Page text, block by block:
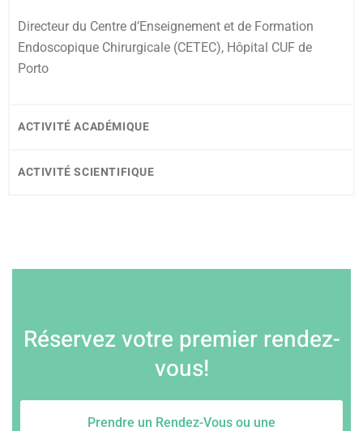
Directeur du Centre d’Enseignement et de Formation
Endoscopique Chirurgicale (CETEC), Hôpital CUF de
Porto
ACTIVITÉ ACADÉMIQUE
ACTIVITÉ SCIENTIFIQUE
Réservez votre premier rendez-
vous!
Prendre un Rendez-Vous ou une